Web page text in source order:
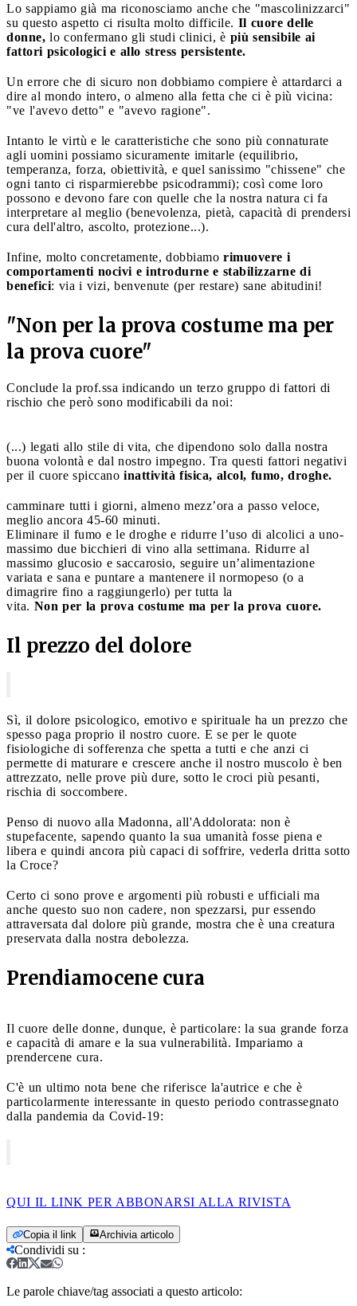
Lo sappiamo già ma riconosciamo anche che "mascolinizzarci"
su questo aspetto ci risulta molto difficile. Il cuore delle
donne, lo confermano gli studi clinici, è più sensibile ai
fattori psicologici e allo stress persistente.
Un errore che di sicuro non dobbiamo compiere è attardarci a
dire al mondo intero, o almeno alla fetta che ci è più vicina:
"ve l'avevo detto" e "avevo ragione".
Intanto le virtù e le caratteristiche che sono più connaturate
agli uomini possiamo sicuramente imitarle (equilibrio,
temperanza, forza, obiettività, e quel sanissimo "chissene" che
ogni tanto ci risparmierebbe psicodrammi); così come loro
possono e devono fare con quelle che la nostra natura ci fa
interpretare al meglio (benevolenza, pietà, capacità di prendersi
cura dell'altro, ascolto, protezione...).
Infine, molto concretamente, dobbiamo rimuovere i
comportamenti nocivi e introdurne e stabilizzarne di
benefici: via i vizi, benvenute (per restare) sane abitudini!
"Non per la prova costume ma per
la prova cuore"
Conclude la prof.ssa indicando un terzo gruppo di fattori di
rischio che però sono modificabili da noi:
(...) legati allo stile di vita, che dipendono solo dalla nostra
buona volontà e dal nostro impegno. Tra questi fattori negativi
per il cuore spiccano inattività fisica, alcol, fumo, droghe.
camminare tutti i giorni, almeno mezz’ora a passo veloce,
meglio ancora 45-60 minuti.
Eliminare il fumo e le droghe e ridurre l’uso di alcolici a uno-
massimo due bicchieri di vino alla settimana. Ridurre al
massimo glucosio e saccarosio, seguire un’alimentazione
variata e sana e puntare a mantenere il normopeso (o a
dimagrire fino a raggiungerlo) per tutta la
vita. Non per la prova costume ma per la prova cuore.
Il prezzo del dolore
Sì, il dolore psicologico, emotivo e spirituale ha un prezzo che
spesso paga proprio il nostro cuore. E se per le quote
fisiologiche di sofferenza che spetta a tutti e che anzi ci
permette di maturare e crescere anche il nostro muscolo è ben
attrezzato, nelle prove più dure, sotto le croci più pesanti,
rischia di soccombere.
Penso di nuovo alla Madonna, all'Addolorata: non è
stupefacente, sapendo quanto la sua umanità fosse piena e
libera e quindi ancora più capaci di soffrire, vederla dritta sotto
la Croce?
Certo ci sono prove e argomenti più robusti e ufficiali ma
anche questo suo non cadere, non spezzarsi, pur essendo
attraversata dal dolore più grande, mostra che è una creatura
preservata dalla nostra debolezza.
Prendiamocene cura
Il cuore delle donne, dunque, è particolare: la sua grande forza
e capacità di amare e la sua vulnerabilità. Impariamo a
prendercene cura.
C'è un ultimo nota bene che riferisce la'autrice e che è
particolarmente interessante in questo periodo contrassegnato
dalla pandemia da Covid-19:
QUI IL LINK PER ABBONARSI ALLA RIVISTA
Copia il link Archivia articolo
Condividi su :
Le parole chiave/tag associati a questo articolo: